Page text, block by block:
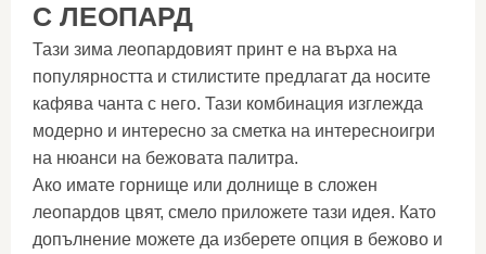
С ЛЕОПАРД
Тази зима леопардовият принт е на върха на
популярността и стилистите предлагат да носите
кафява чанта с него. Тази комбинация изглежда
модерно и интересно за сметка на интересноигри
на нюанси на бежовата палитра.
Ако имате горнище или долнище в сложен
леопардов цвят, смело приложете тази идея. Като
допълнение можете да изберете опция в бежово и